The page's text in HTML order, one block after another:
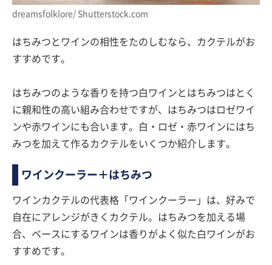
dreamsfolklore/ Shutterstock.com
はちみつとワインの相性をたのしむなら、カクテルがお
すすめです。
はちみつのような香りを持つ白ワインとはちみつはとく
に親和性の高い組み合わせですが、はちみつはロゼワイ
ンや赤ワインにも合います。白・ロゼ・赤ワインにはち
みつを加えて作るカクテルをいくつか紹介します。
ワインクーラー＋はちみつ
ワインカクテルの代表格「ワインクーラー」は、好みで
自在にアレンジがきくカクテル。はちみつを加える場
合、ベースにするワインは香りがよく似た白ワインがお
すすめです。